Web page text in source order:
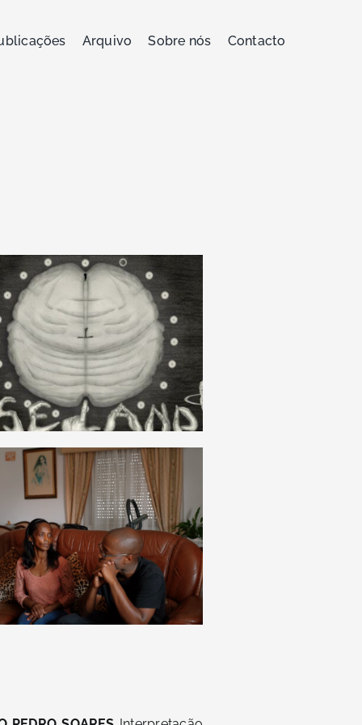
Arquivo Sobre nós Contacto